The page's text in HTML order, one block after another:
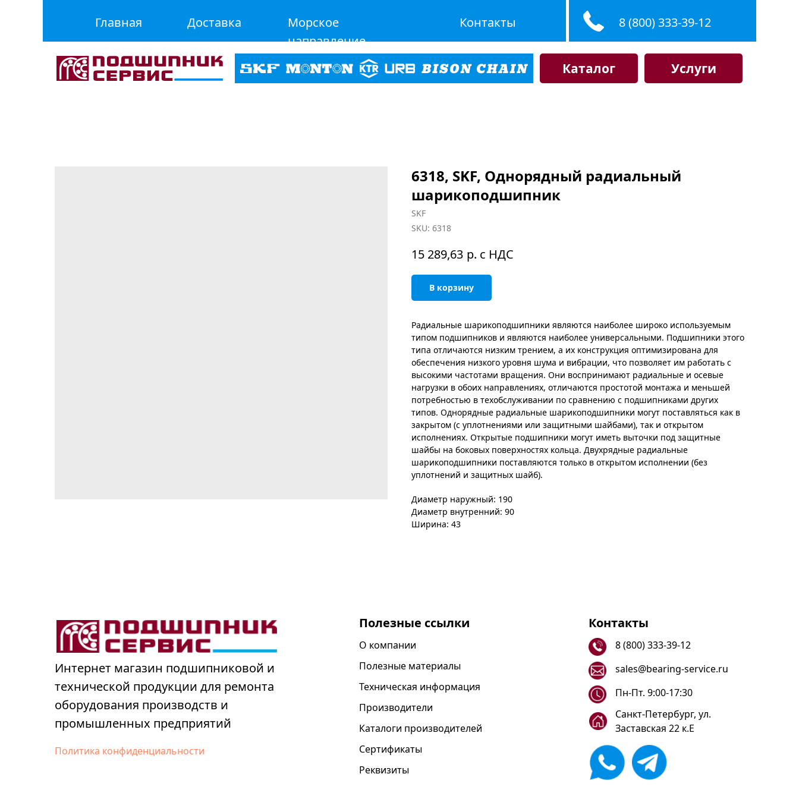
Главная Доставка
Морское
направление
Контакты 8 (800) 333-39-12
Каталог Услуги
6318, SKF, Однорядный радиальный
шарикоподшипник
SKF
SKU: 6318
15 289,63 р. с НДС
В корзину
Радиальные шарикоподшипники являются наиболее широко используемым
типом подшипников и являются наиболее универсальными. Подшипники этого
типа отличаются низким трением, а их конструкция оптимизирована для
обеспечения низкого уровня шума и вибрации, что позволяет им работать с
высокими частотами вращения. Они воспринимают радиальные и осевые
нагрузки в обоих направлениях, отличаются простотой монтажа и меньшей
потребностью в техобслуживании по сравнению с подшипниками других
типов. Однорядные радиальные шарикоподшипники могут поставляться как в
закрытом (с уплотнениями или защитными шайбами), так и открытом
исполнениях. Открытые подшипники могут иметь выточки под защитные
шайбы на боковых поверхностях кольца. Двухрядные радиальные
шарикоподшипники поставляются только в открытом исполнении (без
уплотнений и защитных шайб).
Диаметр наружный: 190
Диаметр внутренний: 90
Ширина: 43
Интернет магазин подшипниковой и
технической продукции для ремонта
оборудования производств и
промышленных предприятий
Полезные ссылки
О компании
Полезные материалы
Техническая информация
Производители
Каталоги производителей
Сертификаты
Реквизиты
Контакты
8 (800) 333-39-12
sales@bearing-service.ru
Санкт-Петербург, ул.
Заставская 22 к.Е
Пн-Пт. 9:00-17:30
Политика конфиденциальности